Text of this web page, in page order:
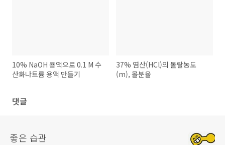
10% NaOH 용액으로 0.1 M 수
산화나트륨 용액 만들기
37% 염산(HCl)의 몰랄농도
(m), 몰분율
댓글
좋은 습관